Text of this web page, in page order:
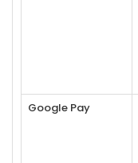
Google Pay